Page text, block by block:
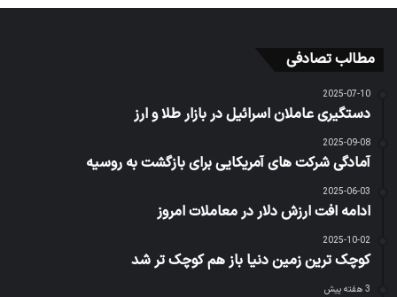
مطالب تصادفی
2025-07-10
دستگیری عاملان اسرائیل در بازار طلا و ارز
2025-09-08
آمادگی شرکت های آمریکایی برای بازگشت به روسیه
2025-06-03
ادامه افت ارزش دلار در معاملات امروز
2025-10-02
کوچک ترین زمین دنیا باز هم کوچک تر شد
3 هفته پیش